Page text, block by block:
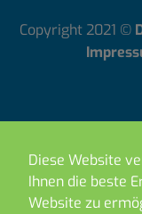
Copyright 2021 ©
Diese Website
Ihnen die beste
Website zu